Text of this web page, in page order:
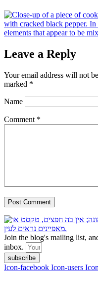
Leave a Reply
Your email address will not
marked *
Name
Comment *
Join the blog's mailing list,
inbox.
subscribe
Icon-facebook Icon-users